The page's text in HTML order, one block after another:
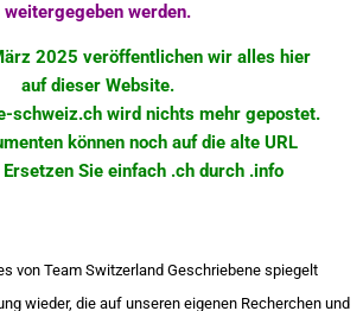
weitergegeben werden.
2025 veröffentlichen wir alles hier
auf dieser Website.
schweiz.ch wird nichts mehr gepostet.
können noch auf die alte URL
Sie einfach .ch durch .info
von Team Switzerland Geschriebene spiegelt
wieder, die auf unseren eigenen Recherchen und